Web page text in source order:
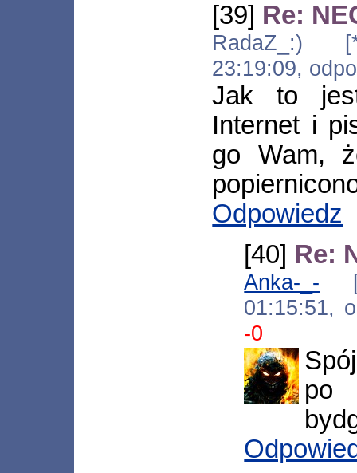
[39] Re:
RadaZ_:)
23:19:09,
Jak to
Internet i
go Wam,
Odpowiedz
[40] Re:
Anka-_-
01:15:51,
-0
po